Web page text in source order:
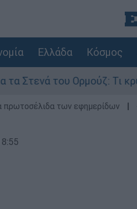
Ελλάδα Κόσμος
Ορμούζ: Τι κρύβεται
πρωτοσέλιδα των εφημερίδων